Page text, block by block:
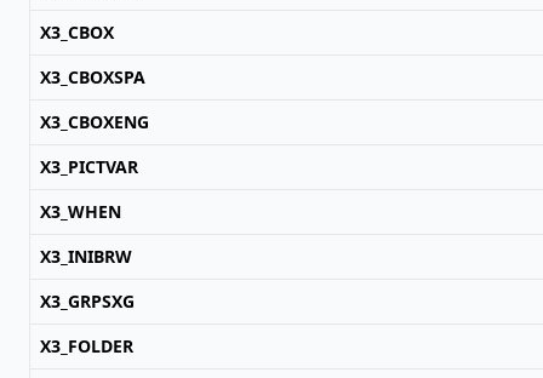
X3_CBOX
X3_CBOXSPA
X3_CBOXENG
X3_PICTVAR
X3_WHEN
X3_INIBRW
X3_GRPSXG
X3_FOLDER